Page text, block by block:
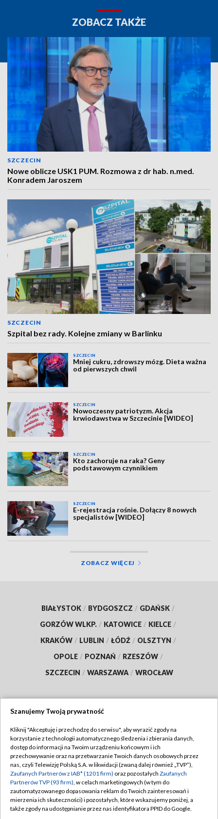
ZOBACZ TAKŻE
SZCZECIN
Nowe oblicze USK1 PUM. Rozmowa z dr hab. n.med.
Konradem Jaroszem
SZCZECIN
Szpital bez rady. Kolejne zmiany w Barlinku
SZCZECIN
Mniej cukru, zdrowszy mózg. Dieta ważna
od pierwszych chwil
SZCZECIN
Nowoczesny patriotyzm. Akcja
krwiodawstwa w Szczecinie [WIDEO]
SZCZECIN
Kto zachoruje na raka? Geny
podstawowym czynnikiem
SZCZECIN
E-rejestracja rośnie. Dołączy 8 nowych
specjalistów [WIDEO]
ZOBACZ WIĘCEJ
BIAŁYSTOK / BYDGOSZCZ / GDAŃSK /
GORZÓW WLKP. / KATOWICE / KIELCE /
KRAKÓW / LUBLIN / ŁÓDŹ / OLSZTYN /
OPOLE / POZNAŃ / RZESZÓW /
SZCZECIN / WARSZAWA / WROCŁAW
TVP
Abonament TVP
Emisja w TVP
Centrum informacji TVP
Naziemna Telewizja Cyfrowa
Regulamin TVP
Polityka prywatności
Moje zgody
Pomoc
Szanujemy Twoją prywatność
Kliknij "Akceptuję i przechodzę do serwisu", aby wyrazić zgody na
korzystanie z technologii automatycznego śledzenia i zbierania danych,
dostęp do informacji na Twoim urządzeniu końcowym i ich
przechowywanie oraz na przetwarzanie Twoich danych osobowych przez
nas, czyli Telewizję Polską S.A. w likwidacji (zwaną dalej również „TVP”),
Zaufanych Partnerów z IAB* (1201 firm) oraz pozostałych Zaufanych
Partnerów TVP (93 firm), w celach marketingowych (w tym do
zautomatyzowanego dopasowania reklam do Twoich zainteresowań i
mierzenia ich skuteczności) i pozostałych, które wskazujemy poniżej, a
także zgody na udostępnianie przez nas identyfikatora PPID do Google.